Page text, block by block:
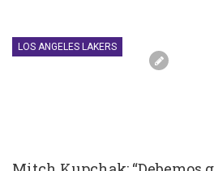
LOS ANGELES LAKERS